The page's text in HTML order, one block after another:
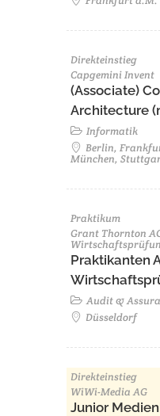
Direkteinstieg
Capgemini Invent
(Associate)
Architecture
Informatik
Berlin,
München,
Praktikum
Grant Thornton
Praktikanten
Audit &
Düsseldorf
Direkteinstieg
WiWi-Media AG
Junior